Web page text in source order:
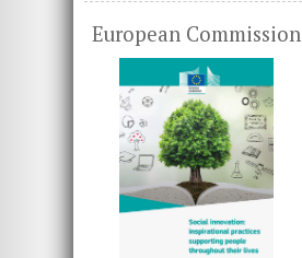
European Commission